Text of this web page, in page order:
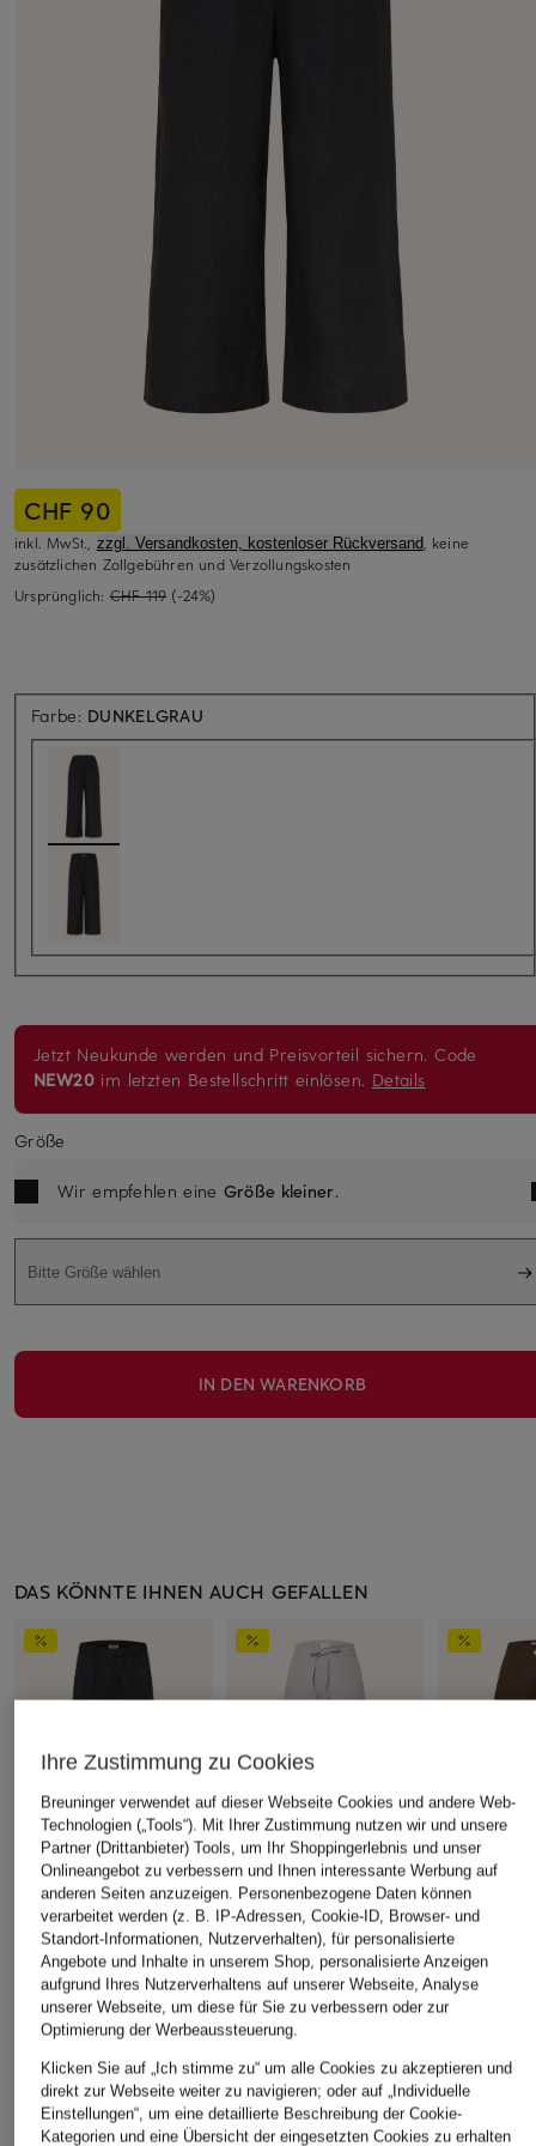
CHF 90
inkl. MwSt., zzgl. Versandkosten, kostenloser Rückversand, keine
zusätzlichen Zollgebühren und Verzollungskosten
Ursprünglich: CHF 119 (-24%)
Farbe: DUNKELGRAU
Jetzt Neukunde werden und Preisvorteil sichern. Code
NEW20 im letzten Bestellschritt einlösen. Details
Größe
Wir empfehlen eine Größe kleiner.
Bitte Größe wählen
IN DEN WARENKORB
DAS KÖNNTE IHNEN AUCH GEFALLEN
COS
Culotte aus Leinen
CHF 80
Ursprünglich:CHF 119
MAC
Leinen-Culotte CALLIE
CHF 100
Ursprünglich:CHF 139
BRAX
Leinen-
CHF 149
Ursprünglich:
ÄHNLICHE ARTIKEL ENTDECKEN
Ihre Zustimmung zu Cookies
Breuninger verwendet auf dieser Webseite Cookies und andere Web-
Technologien („Tools“). Mit Ihrer Zustimmung nutzen wir und unsere
Partner (Drittanbieter) Tools, um Ihr Shoppingerlebnis und unser
Onlineangebot zu verbessern und Ihnen interessante Werbung auf
anderen Seiten anzuzeigen. Personenbezogene Daten können
verarbeitet werden (z. B. IP-Adressen, Cookie-ID, Browser- und
Standort-Informationen, Nutzerverhalten), für personalisierte
Angebote und Inhalte in unserem Shop, personalisierte Anzeigen
aufgrund Ihres Nutzerverhaltens auf unserer Webseite, Analyse
unserer Webseite, um diese für Sie zu verbessern oder zur
Optimierung der Werbeaussteuerung.
Klicken Sie auf „Ich stimme zu“ um alle Cookies zu akzeptieren und
direkt zur Webseite weiter zu navigieren; oder auf „Individuelle
Einstellungen“, um eine detaillierte Beschreibung der Cookie-
Kategorien und eine Übersicht der eingesetzten Cookies zu erhalten